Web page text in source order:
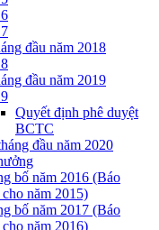
đầu năm 2018
đầu năm 2019
Quyết định phê duyệt
BCTC
đầu năm 2020
bố năm 2016 (Báo
cho năm 2015)
bố năm 2017 (Báo
cho năm 2016)